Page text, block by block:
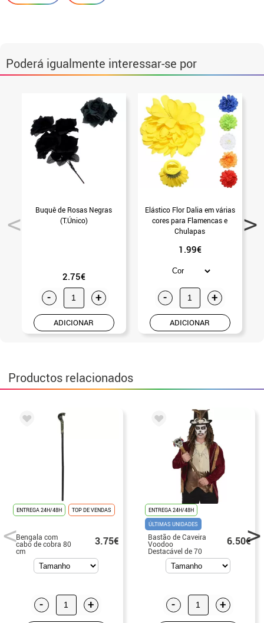
Poderá igualmente interessar-se por
Buquê de Rosas Negras
(T.Único)
2.75€
- +
ADICIONAR
Elástico Flor Dalia em várias
cores para Flamencas e
Chulapas
1.99€
- +
ADICIONAR
Productos relacionados
ENTREGA 24H/48H TOP DE VENDAS
Bengala com
cabo de cobra 80
cm
3.75€
- +
ENTREGA 24H/48H
ÚLTIMAS UNIDADES
Bastão de Caveira
Voodoo
Destacável de 70
6.50€
- +